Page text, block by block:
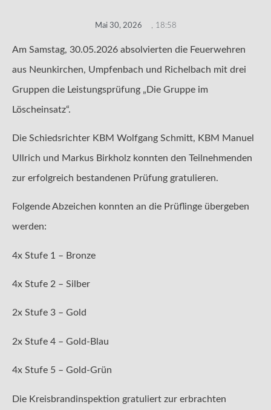
Mai 30, 2026 18:58
Am Samstag, 30.05.2026 absolvierten die Feuerwehren
aus Neunkirchen, Umpfenbach und Richelbach mit drei
Gruppen die Leistungsprüfung „Die Gruppe im
Löscheinsatz“.
Die Schiedsrichter KBM Wolfgang Schmitt, KBM Manuel
Ullrich und Markus Birkholz konnten den Teilnehmenden
zur erfolgreich bestandenen Prüfung gratulieren.
Folgende Abzeichen konnten an die Prüflinge übergeben
werden:
4x Stufe 1 – Bronze
4x Stufe 2 – Silber
2x Stufe 3 – Gold
2x Stufe 4 – Gold-Blau
4x Stufe 5 – Gold-Grün
Die Kreisbrandinspektion gratuliert zur erbrachten